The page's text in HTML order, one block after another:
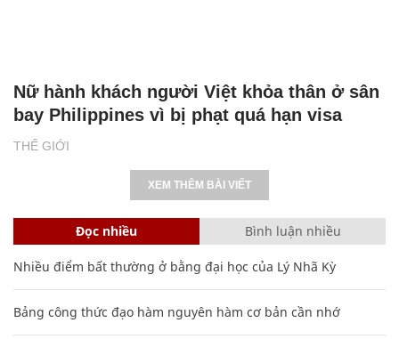
THẾ GIỚI
Nữ hành khách người Việt khỏa thân ở sân
bay Philippines vì bị phạt quá hạn visa
XEM THÊM BÀI VIẾT
Đọc nhiều Bình luận nhiều
Nhiều điểm bất thường ở bằng đại học của Lý Nhã Kỳ
Bảng công thức đạo hàm nguyên hàm cơ bản cần nhớ